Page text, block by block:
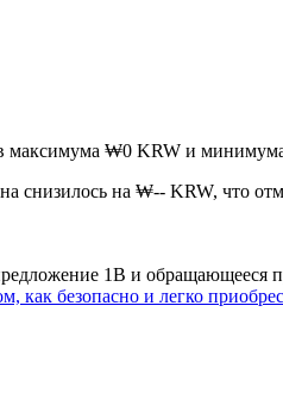
максимума ₩0 KRW и
снизилось на ₩-- KRW, что
1B и обращающееся
как безопасно и легко